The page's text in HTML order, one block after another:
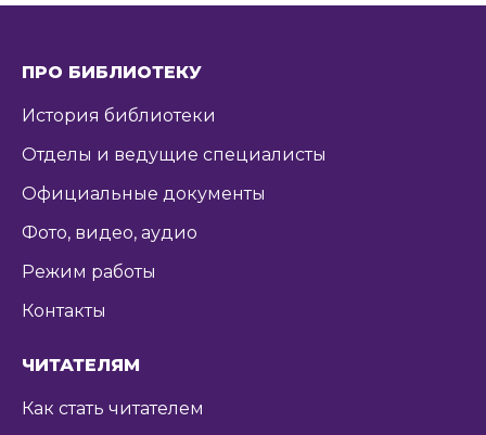
ПРО БИБЛИОТЕКУ
История библиотеки
Отделы и ведущие специалисты
Официальные документы
Фото, видео, аудио
Режим работы
Контакты
ЧИТАТЕЛЯМ
Как стать читателем